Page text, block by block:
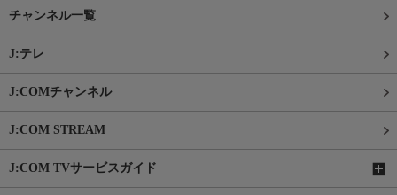
チャンネル一覧
J:テレ
J:COMチャンネル
J:COM STREAM
J:COM TVサービスガイド